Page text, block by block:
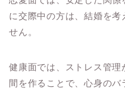
に交際中の方は、結婚を考
せん。
健康面では、ストレス管
間を作ることで、心身のバ